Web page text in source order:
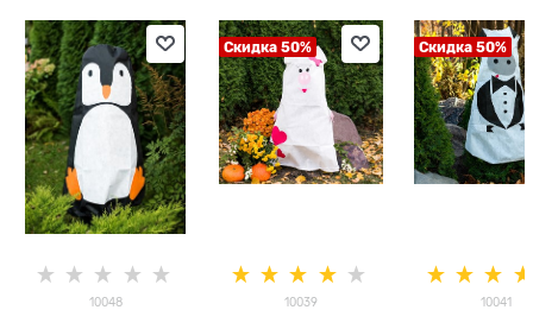
10048
Скидка 50%
10039
Скидка 50%
10041